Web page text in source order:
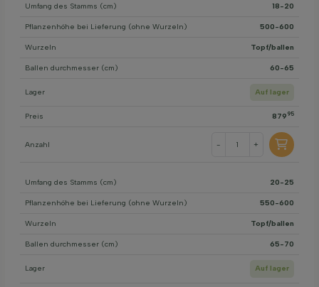
Umfang des Stamms (cm) 18-20
Pflanzenhöhe bei Lieferung (ohne Wurzeln) 500-600
Wurzeln Topf/ballen
Ballen durchmesser (cm) 60-65
Lager Auf lager
Preis 879 95
Anzahl - +
Umfang des Stamms (cm) 20-25
Pflanzenhöhe bei Lieferung (ohne Wurzeln) 550-600
Wurzeln Topf/ballen
Ballen durchmesser (cm) 65-70
Lager Auf lager